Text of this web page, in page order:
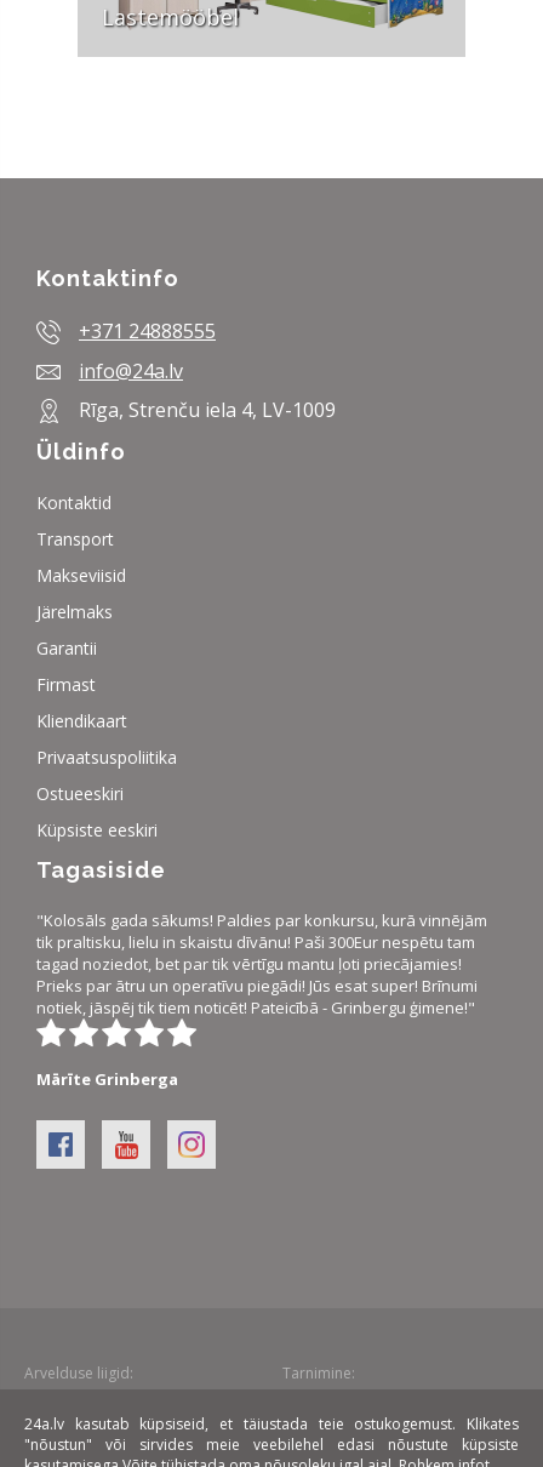
Lastemööbel
24a.lv kasutab küpsiseid, et täiustada teie ostukogemust. Klikates
"nõustun" või sirvides meie veebilehel edasi nõustute küpsiste
Kontaktinfo
+371 24888555
info@24a.lv
Rīga, Strenču iela 4, LV-1009
Üldinfo
Kontaktid
Transport
Makseviisid
Järelmaks
Garantii
Firmast
Kliendikaart
Privaatsuspoliitika
Ostueeskiri
Küpsiste eeskiri
Tagasiside
"Kolosāls gada sākums! Paldies par konkursu, kurā vinnējām
tik praltisku, lielu in skaistu dīvānu! Paši 300Eur nespētu tam
tagad noziedot, bet par tik vērtīgu mantu ļoti priecājamies!
Prieks par ātru un operatīvu piegādi! Jūs esat super! Brīnumi
notiek, jāspēj tik tiem noticēt! Pateicībā - Grinbergu ģimene!"
Mārīte Grinberga
Arvelduse liigid: Tarnimine:
Liising: